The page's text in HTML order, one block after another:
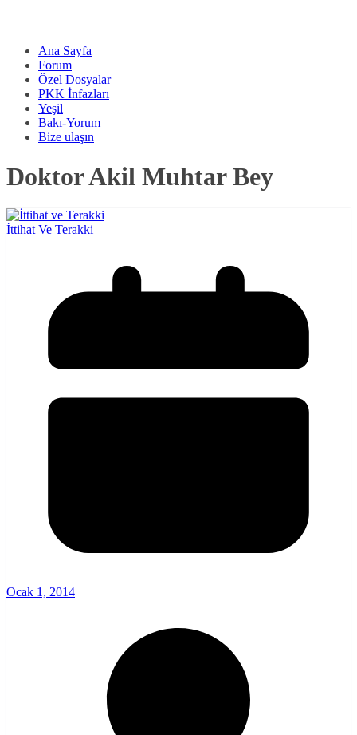
Ana Sayfa
Forum
Özel Dosyalar
PKK İnfazları
Yeşil
Bakı-Yorum
Bize ulaşın
Doktor Akil Muhtar Bey
İttihat Ve Terakki
Ocak 1, 2014